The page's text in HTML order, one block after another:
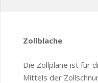
Zollblache
Die Zollplane ist für
Mittels der